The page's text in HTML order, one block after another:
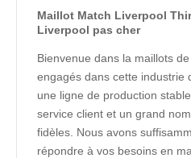
Maillot Match Liverpool
Liverpool pas cher
Bienvenue dans la maillots
engagés dans cette industrie
une ligne de production
service client et un grand
fidèles. Nous avons
répondre à vos besoins en